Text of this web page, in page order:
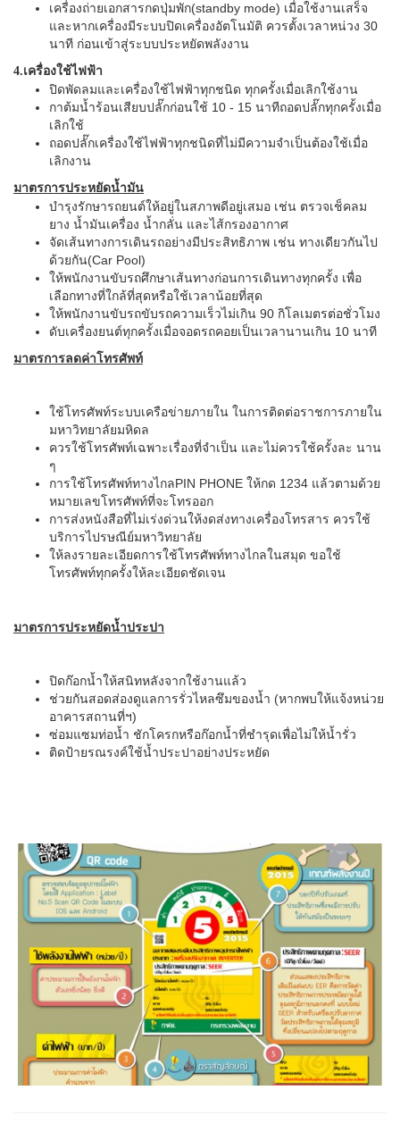
เครื่องถ่ายเอกสารกดปุ่มพัก(standby mode) เมื่อใช้งานเสร็จ
และหากเครื่องมีระบบปิดเครื่องอัตโนมัติ ควรตั้งเวลาหน่วง 30
นาที ก่อนเข้าสู่ระบบประหยัดพลังงาน
4.เครื่องใช้ไฟฟ้า
ปิดพัดลมและเครื่องใช้ไฟฟ้าทุกชนิด ทุกครั้งเมื่อเลิกใช้งาน
กาต้มน้ำร้อนเสียบปลั๊กก่อนใช้ 10 - 15 นาทีถอดปลั๊กทุกครั้งเมื่อ
เลิกใช้
ถอดปลั๊กเครื่องใช้ไฟฟ้าทุกชนิดที่ไม่มีความจำเป็นต้องใช้เมื่อ
เลิกงาน
มาตรการประหยัดน้ำมัน
บำรุงรักษารถยนต์ให้อยู่ในสภาพดีอยู่เสมอ เช่น ตรวจเช็คลม
ยาง น้ำมันเครื่อง น้ำกลั่น และไส้กรองอากาศ
จัดเส้นทางการเดินรถอย่างมีประสิทธิภาพ เช่น ทางเดียวกันไป
ด้วยกัน(Car Pool)
ให้พนักงานขับรถศึกษาเส้นทางก่อนการเดินทางทุกครั้ง เพื่อ
เลือกทางที่ใกล้ที่สุดหรือใช้เวลาน้อยที่สุด
ให้พนักงานขับรถขับรถความเร็วไม่เกิน 90 กิโลเมตรต่อชั่วโมง
ดับเครื่องยนต์ทุกครั้งเมื่อจอดรถคอยเป็นเวลานานเกิน 10 นาที
มาตรการลดค่าโทรศัพท์
ใช้โทรศัพท์ระบบเครือข่ายภายใน ในการติดต่อราชการภายใน
มหาวิทยาลัยมหิดล
ควรใช้โทรศัพท์เฉพาะเรื่องที่จำเป็น และไม่ควรใช้ครั้งละ นาน
ๆ
การใช้โทรศัพท์ทางไกลPIN PHONE ให้กด 1234 แล้วตามด้วย
หมายเลขโทรศัพท์ที่จะโทรออก
การส่งหนังสือที่ไม่เร่งด่วนให้งดส่งทางเครื่องโทรสาร ควรใช้
บริการไปรษณีย์มหาวิทยาลัย
ให้ลงรายละเอียดการใช้โทรศัพท์ทางไกลในสมุด ขอใช้
โทรศัพท์ทุกครั้งให้ละเอียดชัดเจน
มาตรการประหยัดน้ำประปา
ปิดก๊อกน้ำให้สนิทหลังจากใช้งานแล้ว
ช่วยกันสอดส่องดูแลการรั่วไหลซึมของน้ำ (หากพบให้แจ้งหน่วย
อาคารสถานที่ฯ)
ซ่อมแซมท่อน้ำ ชักโครกหรือก๊อกน้ำที่ชำรุดเพื่อไม่ให้น้ำรั่ว
ติดป้ายรณรงค์ใช้น้ำประปาอย่างประหยัด